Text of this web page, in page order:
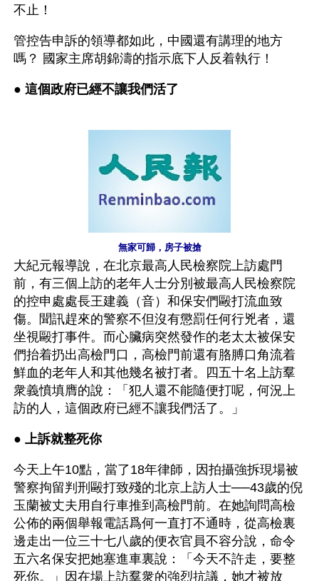
不止！
管控告申訴的領導都如此，中國還有講理的地方
嗎？ 國家主席胡錦濤的指示底下人反着執行！
● 這個政府已經不讓我們活了
無家可歸，房子被搶
大紀元報導說，在北京最高人民檢察院上訪處門
前，有三個上訪的老年人士分別被最高人民檢察院
的控申處處長王建義（音）和保安們毆打流血致
傷。聞訊趕來的警察不但沒有懲罰任何行兇者，還
坐視毆打事件。而心臟病突然發作的老太太被保安
們抬着扔出高檢門口，高檢門前還有胳膊口角流着
鮮血的老年人和其他幾名被打者。四五十名上訪羣
衆義憤填膺的說：「犯人還不能隨便打呢，何況上
訪的人，這個政府已經不讓我們活了。」
● 上訴就整死你
今天上午10點，當了18年律師，因拍攝強拆現場被
警察拘留判刑毆打致殘的北京上訪人士──43歲的倪
玉蘭被丈夫用自行車推到高檢門前。在她詢問高檢
公佈的兩個舉報電話爲何一直打不通時，從高檢裏
邊走出一位三十七八歲的便衣官員不容分說，命令
五六名保安把她塞進車裏說：「今天不許走，要整
死你。」因在場上訪羣衆的強烈抗議，她才被放